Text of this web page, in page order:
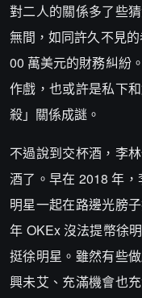
對二人的關係多了些
無間，如同許久不見
00 萬美元的財務糾紛
作戲，也或許是私下
殺」關係成謎。
不過說到交杯酒，李
酒了。早在 2018 年
明星一起在路邊光膀
年 OKEx 沒法提幣徐
挺徐明星。雖然有些
興未艾、充滿機會也